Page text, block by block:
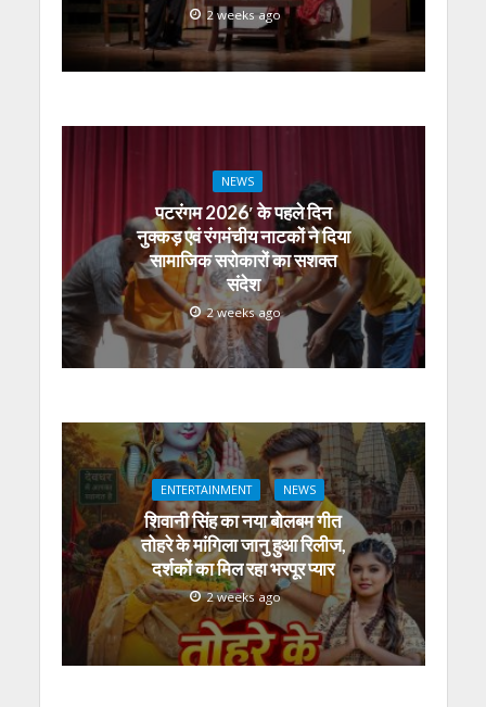
2 weeks ago
NEWS
पटरंगम 2026′ के पहले दिन
नुक्कड़ एवं रंगमंचीय नाटकों ने दिया
सामाजिक सरोकारों का सशक्त
संदेश
2 weeks ago
ENTERTAINMENT NEWS
शिवानी सिंह का नया बोलबम गीत
तोहरे के मांगिला जानु हुआ रिलीज,
दर्शकों का मिल रहा भरपूर प्यार
2 weeks ago